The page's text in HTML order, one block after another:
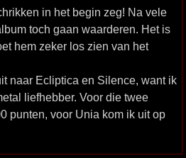
in het begin zeg! Na vele
toch gaan waarderen. Het is
hem zeker los zien van het
naar Ecliptica en Silence, want ik
liefhebber. Voor die twee
punten, voor Unia kom ik uit op